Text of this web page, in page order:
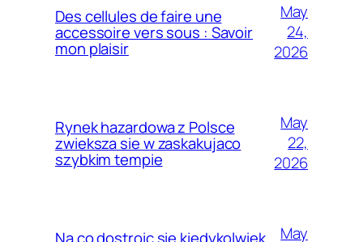
Des cellules de faire une
accessoire vers sous : Savoir
mon plaisir
May
24,
2026
Rynek hazardowa z Polsce
zwieksza sie w zaskakujaco
szybkim tempie
May
22,
2026
May